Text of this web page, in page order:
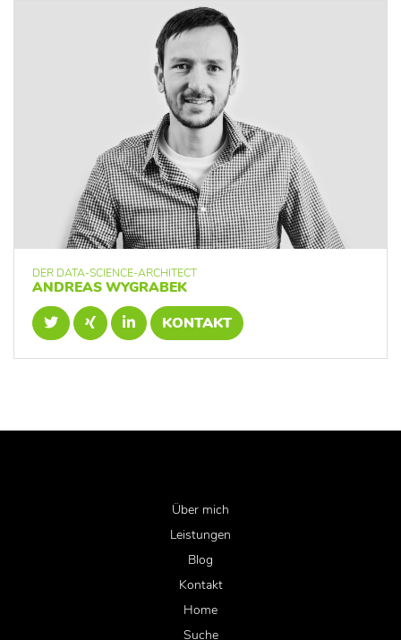
DER DATA-SCIENCE-ARCHITECT
ANDREAS WYGRABEK
KONTAKT
Über mich
Leistungen
Blog
Kontakt
Home
Suche